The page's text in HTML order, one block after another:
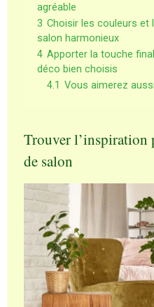
agréable
3 Choisir les couleurs et
salon harmonieux
4 Apporter la touche
déco bien choisis
4.1 Vous aimerez
Trouver l’inspiration
de salon